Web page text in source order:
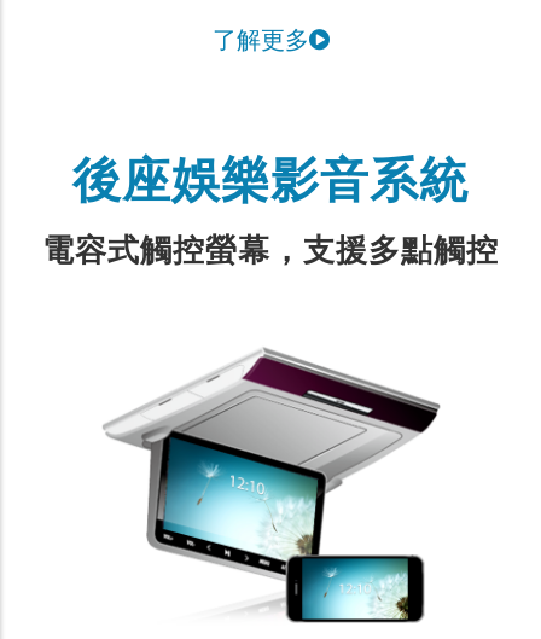
了解更多
後座娛樂影音系統
電容式觸控螢幕，支援多點觸控